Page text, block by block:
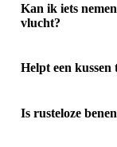
Kan ik iets
vlucht?
Helpt een kussen
Is rusteloze